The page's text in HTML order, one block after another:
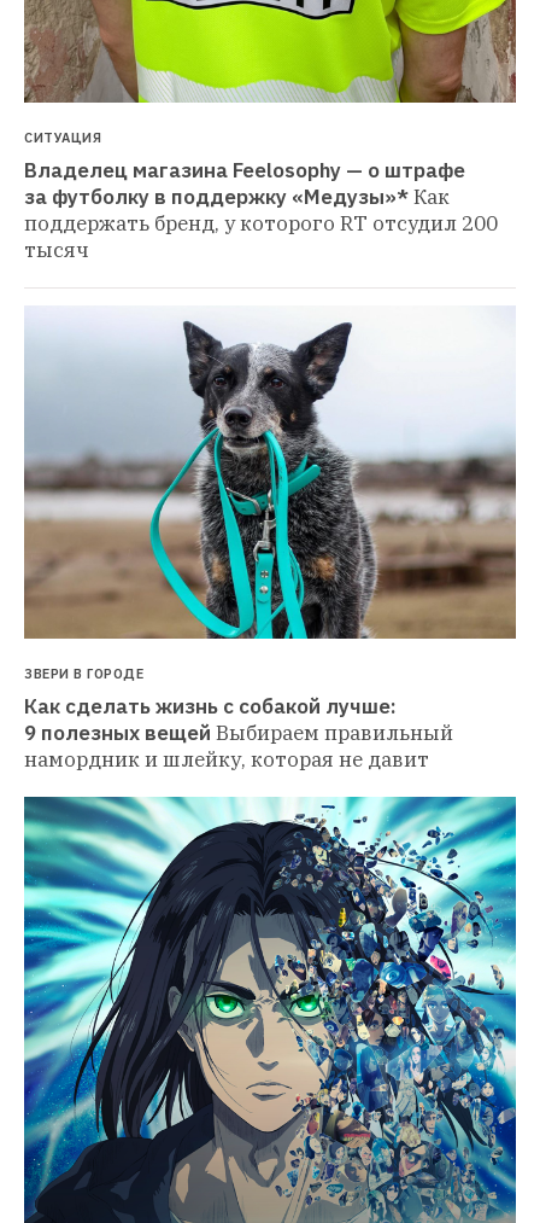
СИТУАЦИЯ
Владелец магазина Feelosophy — о штрафе
за футболку в поддержку «Медузы»*Как
поддержать бренд, у которого RT отсудил 200
тысяч
ЗВЕРИ В ГОРОДЕ
Как сделать жизнь с собакой лучше:
9 полезных вещей Выбираем правильный
намордник и шлейку, которая не давит